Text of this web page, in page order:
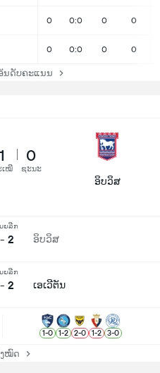
0 0:0 0 0
0 0:0 0 0
ນດັບຄະແນນ
1
ເໝີ
0
ຊະນະ
ອິບວິສ
ຍລີກ
2 ອິບວິສ
ຍລີກ
2 ເອເວີຕັນ
1-0 1-2 2-0 1-2 3-0
ໝົດ